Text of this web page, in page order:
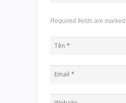
Required fields are marked